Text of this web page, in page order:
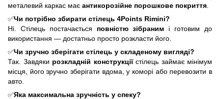
металевий каркас має антикорозійне порошкове покриття
✅Чи потрібно збирати стілець 4Points Rimini?
Ні. Стілець постачається повністю зібраним і готовим до
використання — достатньо просто розкласти його.
✅Чи зручно зберігати стілець у складеному вигляді?
Так. Завдяки розкладній конструкціїстілець займає мінімум
місця, його зручно зберігати вдома, у коморі або перевозити в
авто.
✅Яка максимальна зручність у спеку?